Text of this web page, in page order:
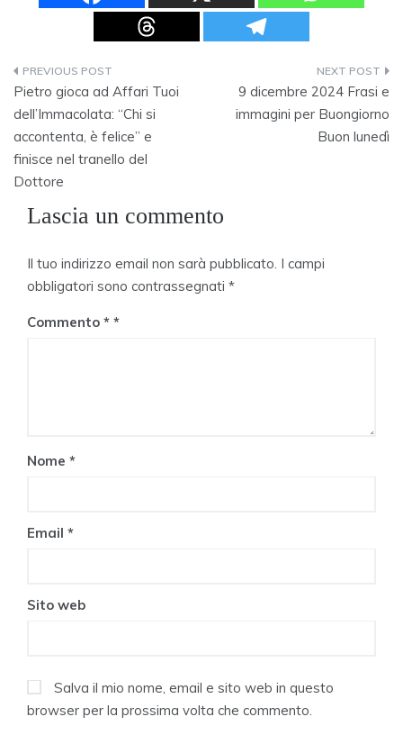
Navigazione
articoli
Pietro gioca ad Affari Tuoi
dell’Immacolata: “Chi si
accontenta, è felice” e
finisce nel tranello del
Dottore
9 dicembre 2024 Frasi e
immagini per Buongiorno
Buon lunedì
Lascia un commento
Il tuo indirizzo email non sarà pubblicato. I campi
obbligatori sono contrassegnati *
Commento *
Nome *
Email *
Sito web
Salva il mio nome, email e sito web in questo
browser per la prossima volta che commento.